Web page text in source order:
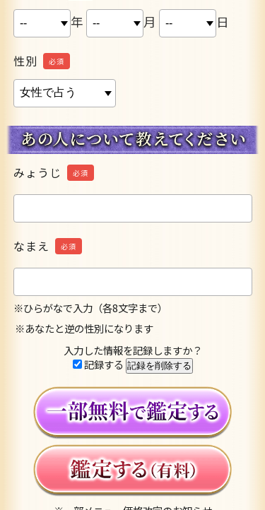
年 月 日
性別 必須
みょうじ 必須
なまえ 必須
※ひらがなで入力（各8文字まで）
※あなたと逆の性別になります
入力した情報を記録しますか？
記録する